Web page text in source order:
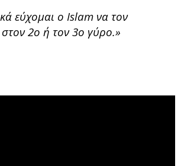
εύχομαι ο Islam να τον
στον 2ο ή τον 3ο γύρο.»